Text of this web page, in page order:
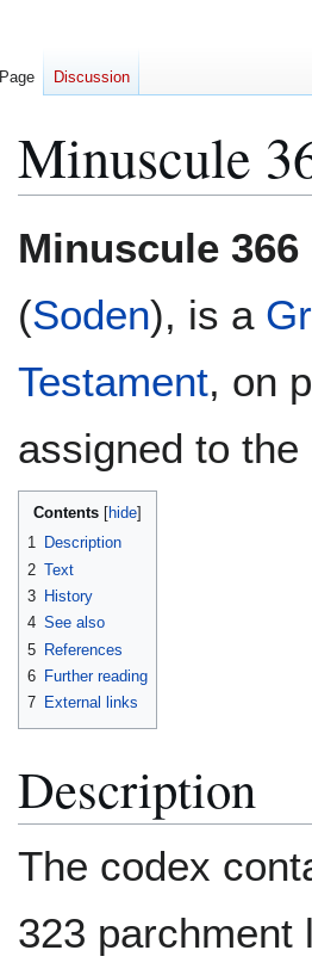
Minuscule
toto
Minuscule 366
(Soden), is a
Testament, on
assigned to
Contents
1 Description
2 Text
3 History
4 See also
5 References
6 Further reading
7 External links
Description
The codex
323
Page Discussion